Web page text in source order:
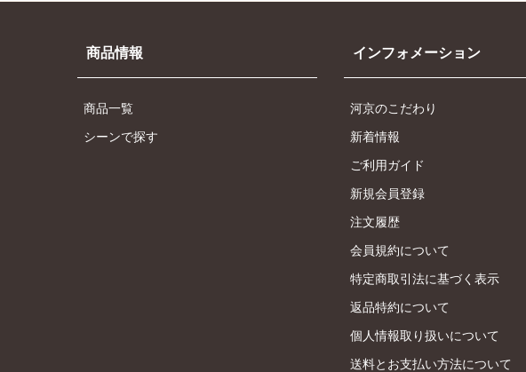
商品情報
商品一覧
シーンで探す
インフォメーション
河京のこだわり
新着情報
ご利用ガイド
新規会員登録
注文履歴
会員規約について
特定商取引法に基づく表示
返品特約について
個人情報取り扱いについて
送料とお支払い方法について